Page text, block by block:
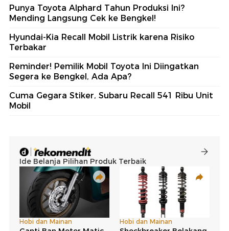
Punya Toyota Alphard Tahun Produksi Ini?
Mending Langsung Cek ke Bengkel!
Hyundai-Kia Recall Mobil Listrik karena Risiko
Terbakar
Reminder! Pemilik Mobil Toyota Ini Diingatkan
Segera ke Bengkel, Ada Apa?
Cuma Gegara Stiker, Subaru Recall 541 Ribu Unit
Mobil